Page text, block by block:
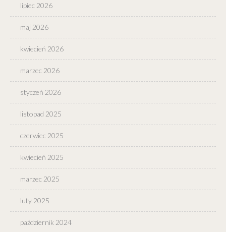
lipiec 2026
maj 2026
kwiecień 2026
marzec 2026
styczeń 2026
listopad 2025
czerwiec 2025
kwiecień 2025
marzec 2025
luty 2025
październik 2024